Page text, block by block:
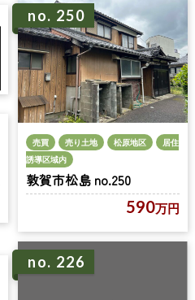
no. 250
売買 売り土地 松原地区
居住
誘導区域内
敦賀市松島 no.250
590万円
no. 226